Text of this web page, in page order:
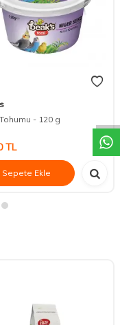
- 120 g
TL
Sepete Ekle